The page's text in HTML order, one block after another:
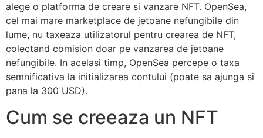
alege o platforma de creare si vanzare NFT. OpenSea,
cel mai mare marketplace de jetoane nefungibile din
lume, nu taxeaza utilizatorul pentru crearea de NFT,
colectand comision doar pe vanzarea de jetoane
nefungibile. In acelasi timp, OpenSea percepe o taxa
semnificativa la initializarea contului (poate sa ajunga si
pana la 300 USD).
Cum se creeaza un NFT